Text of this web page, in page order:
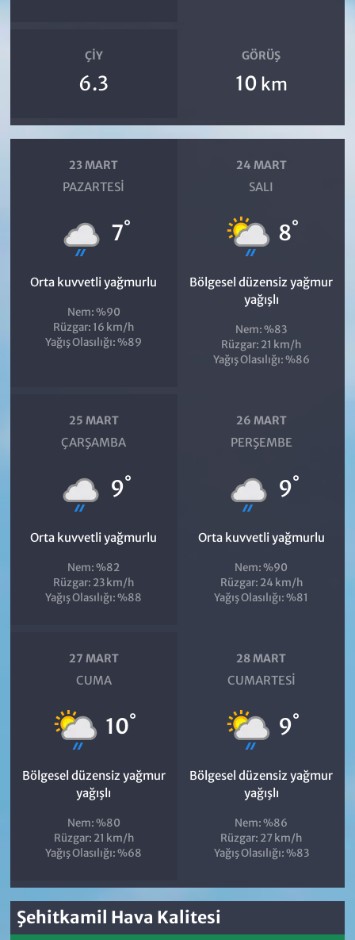
ÇIY
6.3
GÖRÜŞ
10 km
23 MART
PAZARTESI
7°
Orta kuvvetli yağmurlu
Nem: %90
Rüzgar: 16 km/h
Yağış Olasılığı: %89
24 MART
SALI
8°
Bölgesel düzensiz yağmur
yağışlı
Nem: %83
Rüzgar: 21 km/h
Yağış Olasılığı: %86
25 MART
ÇARŞAMBA
9°
Orta kuvvetli yağmurlu
Nem: %82
Rüzgar: 23 km/h
Yağış Olasılığı: %88
26 MART
PERŞEMBE
9°
Orta kuvvetli yağmurlu
Nem: %90
Rüzgar: 24 km/h
Yağış Olasılığı: %81
27 MART
CUMA
10°
Bölgesel düzensiz yağmur
yağışlı
Nem: %80
Rüzgar: 21 km/h
Yağış Olasılığı: %68
28 MART
CUMARTESI
9°
Bölgesel düzensiz yağmur
yağışlı
Nem: %86
Rüzgar: 27 km/h
Yağış Olasılığı: %83
Şehitkamil Hava Kalitesi